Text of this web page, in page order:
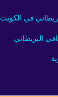
في الكويت
البريطاني